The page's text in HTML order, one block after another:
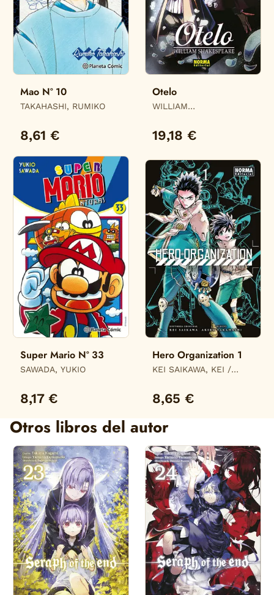
Mao Nº 10
TAKAHASHI, RUMIKO
8,61 €
Otelo
WILLIAM
/ JULIEN CHOY, /
19,18 €
Super Mario Nº 33
SAWADA, YUKIO
8,17 €
Hero Organization 1
KEI SAIKAWA, KEI /
8,65 €
Otros libros del autor